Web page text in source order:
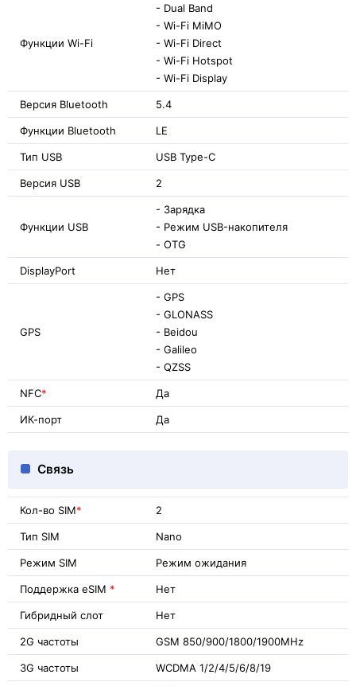
Функции Wi-Fi
- Dual Band
- Wi-Fi MiMO
- Wi-Fi Direct
- Wi-Fi Hotspot
- Wi-Fi Display
Версия Bluetooth 5.4
Функции Bluetooth LE
Тип USB USB Type-C
Версия USB 2
Функции USB
- Зарядка
- Режим USB-накопителя
- OTG
DisplayPort Нет
GPS
- GPS
- GLONASS
- Beidou
- Galileo
- QZSS
NFC* Да
ИК-порт Да
Связь
Кол-во SIM* 2
Тип SIM Nano
Режим SIM Режим ожидания
Поддержка eSIM * Нет
Гибридный слот Нет
2G частоты GSM 850/900/1800/1900MHz
3G частоты WCDMA 1/2/4/5/6/8/19